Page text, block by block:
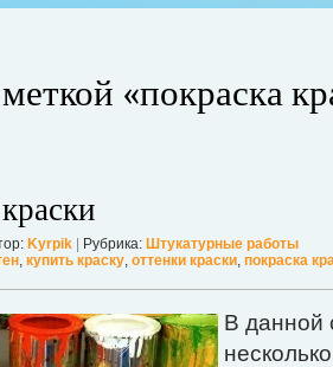
клопы, тараканы, грызуны или
волнение. Большинство из паразитов
их может стать уже вдвое, а то и втрое
меры. А именно: обратиться в проверенную
«покраска
Kyrpik Рубрика: Штукатурные работы
, купить краску, оттенки краски, покраска
В данной